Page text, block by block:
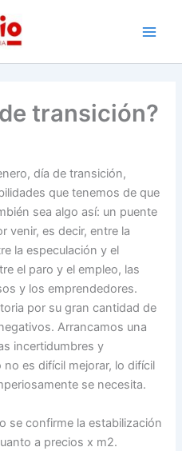
transición?
día de transición,
que tenemos de que
sea algo así: un puente
venir, es decir, entre la
la especulación y el
el paro y el empleo, las
y los emprendedores.
por su gran cantidad de
Arrancamos una
incertidumbres y
es difícil mejorar, lo difícil
se necesita.
se confirme la estabilización
a precios x m2.